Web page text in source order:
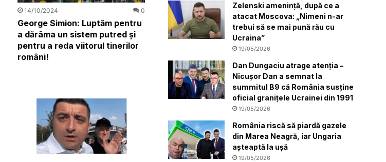
14/10/2024 0
George Simion: Luptăm pentru
a dărâma un sistem putred și
pentru a reda viitorul tinerilor
români!
Zelenski amenință, după ce a
atacat Moscova: „Nimeni n-ar
trebui să se mai pună rău cu
Ucraina”
19/05/2026
Dan Dungaciu atrage atenția –
Nicușor Dan a semnat la
summitul B9 că România susține
oficial granițele Ucrainei din 1991
19/05/2026
România riscă să piardă gazele
din Marea Neagră, iar Ungaria
așteaptă la ușă
19/05/2026